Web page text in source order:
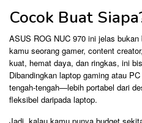
Cocok Buat
ASUS ROG NUC 970 ini jelas
kamu seorang gamer, content
kuat, hemat daya, dan ringkas, ini
Dibandingkan laptop gaming atau
tengah-tengah—lebih portabel dari
fleksibel daripada laptop.